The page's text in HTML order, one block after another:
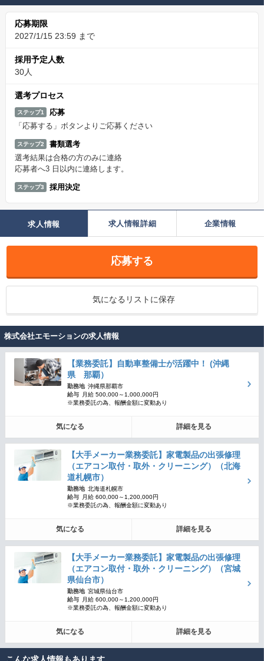
応募期限
2027/1/15 23:59 まで
採用予定人数
30人
選考プロセス
ステップ1
応募
「応募する」ボタンよりご応募ください
ステップ2
書類選考
選考結果は合格の方のみに連絡
応募者へ3 日以内に連絡します。
ステップ3 採用決定
求人情報 求人情報詳細 企業情報
応募する
気になるリストに保存
株式会社エモーションの求人情報
【業務委託】自動車整備士が活躍中！ (沖縄
県 那覇）
勤務地 沖縄県那覇市
給与
月給 500,000～1,000,000円
※業務委託の為、報酬金額に変動あり
気になる 詳細を見る
【大手メーカー業務委託】家電製品の出張修理
（エアコン取付・取外・クリーニング）（北海
道札幌市）
勤務地 北海道札幌市
給与
月給 600,000～1,200,000円
※業務委託の為、報酬金額に変動あり
気になる 詳細を見る
【大手メーカー業務委託】家電製品の出張修理
（エアコン取付・取外・クリーニング）（宮城
県仙台市）
勤務地 宮城県仙台市
給与
月給 600,000～1,200,000円
※業務委託の為、報酬金額に変動あり
気になる 詳細を見る